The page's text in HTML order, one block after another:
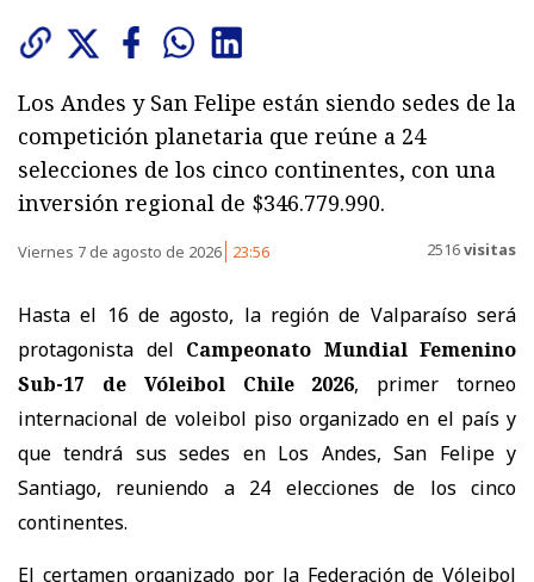
Los Andes y San Felipe están siendo sedes de la
competición planetaria que reúne a 24
selecciones de los cinco continentes, con una
inversión regional de $346.779.990.
Viernes 7 de agosto de 2026 23:56 2516visitas
Hasta el 16 de agosto, la región de Valparaíso será
protagonista del Campeonato Mundial Femenino
Sub-17 de Vóleibol Chile 2026, primer torneo
internacional de voleibol piso organizado en el país y
que tendrá sus sedes en Los Andes, San Felipe y
Santiago, reuniendo a 24 elecciones de los cinco
continentes.
El certamen organizado por la Federación de Vóleibol